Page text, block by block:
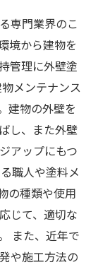
専門業界のこ
境から建物を
管理に外壁塗
メンテナンス
建物の外壁を
し、また外壁
アップにもつ
職人や塗料メ
の種類や使用
じて、適切な
また、近年で
や施工方法の